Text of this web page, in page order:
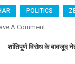
POLITICS
A Comment
शांतिपूर्ण विरोध के बावजूद